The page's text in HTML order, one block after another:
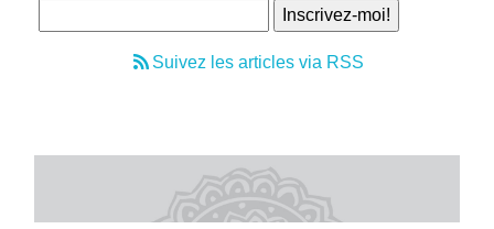
Suivez les articles via RSS